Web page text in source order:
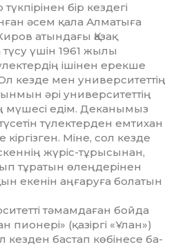
бір кездегі
әсем қала Алматыға
атындағы Қазақ
үшін 1961 жылы
ішінен ерек­ше
кезде мен университеттің
әрі университеттің
мүшесі едім. Деканымыз
түлектерден емтихан
кір­гізген. Міне, сол кезде
жүріс-тұрысынан,
тұратын өлеңдерінен
екенін аңғаруға болатын
тәмамдаған бойда
пио­нері» (қазіргі «Ұлан»)
кезден бастап көбінесе ба­